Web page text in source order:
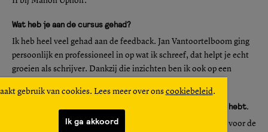
gebruik van cookies. Lees meer over ons cookiebeleid.
Ik ga akkoord
Wat heb je aan de cursus gehad?
Ik heb heel veel gehad aan de feedback. Jan Vantoortelboom ging
persoonlijk en professioneel in op wat ik schreef, dat helpt je echt
groeien als schrijver. Dankzij die inzichten ben ik ook op een
Je zei dat je al eerder geschreven en zelfs gepubliceerd hebt.
Op de middelbare school schreef ik al stukjes en interviews voor de